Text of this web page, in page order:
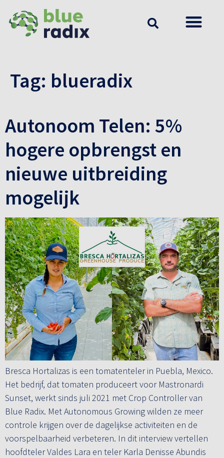
Tag: blueradix
Autonoom Telen: 5%
hogere opbrengst en
nieuwe uitbreiding
mogelijk
Bresca Hortalizas is een tomatenteler in Puebla, Mexico.
Het bedrijf, dat tomaten produceert voor Mastronardi
Sunset, werkt sinds juli 2021 met Crop Controller van
Blue Radix. Met Autonomous Growing wilden ze meer
controle krijgen over de dagelijkse activiteiten en de
voorspelbaarheid verbeteren. In dit interview vertellen
hoofdteler Valdes Lara en teler Karla Denisse Abundis